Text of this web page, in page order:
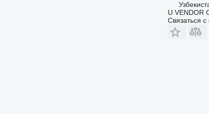
U VENDOR
Связаться